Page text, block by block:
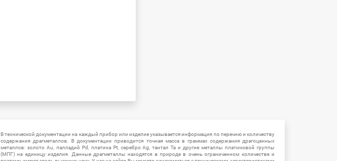
В технической документации на каждый прибор или изделие указывается информация по перечню и количеству
содержания драгметаллов. В документации приводится точная масса в граммах содержания драгоценных
металлов: золото Au, палладий Pd, платина Pt, серебро Ag, тантал Ta и другие металлы платиновой группы
(МПГ) на единицу изделия. Данные драгметаллы находятся в природе в очень ограниченном количестве и